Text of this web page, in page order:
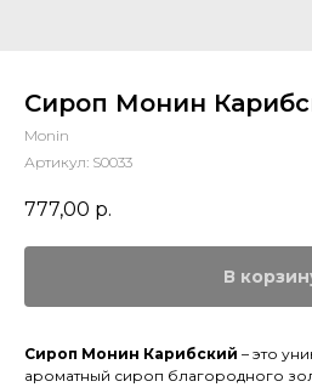
Сироп Монин
Monin
Артикул: S0033
777,00 р.
В
Сироп Монин Карибский – это
ароматный сироп благородного